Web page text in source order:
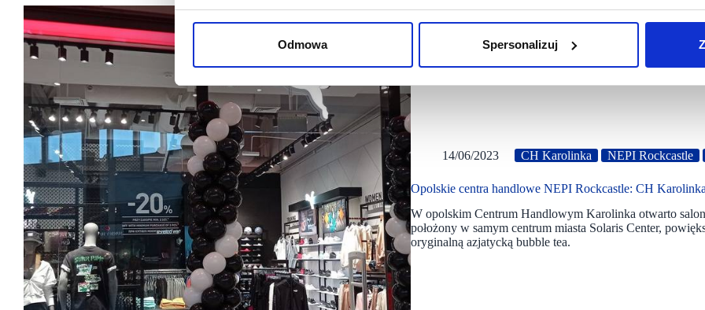
Odmowa Spersonalizuj
14/06/2023 CH Karolinka NEPI Rockcastle
Opolskie centra handlowe NEPI Rockcastle: CH
W opolskim Centrum Handlowym Karolinka otwarto
położony w samym centrum miasta Solaris Center,
oryginalną azjatycką bubble tea.